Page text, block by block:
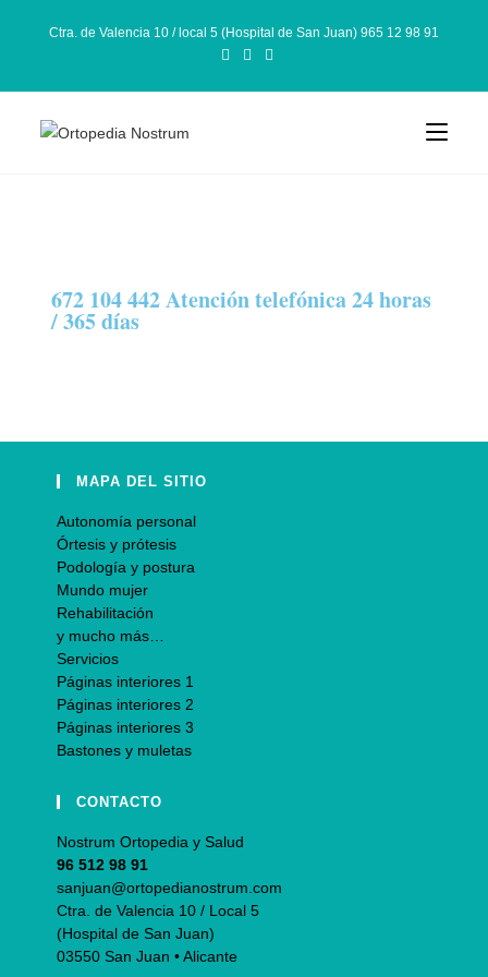
Ctra. de Valencia 10 / local 5 (Hospital de San Juan) 965 12 98 91
672 104 442 Atención telefónica 24 horas
/ 365 días
MAPA DEL SITIO
Autonomía personal
Órtesis y prótesis
Podología y postura
Mundo mujer
Rehabilitación
y mucho más…
Servicios
Páginas interiores 1
Páginas interiores 2
Páginas interiores 3
Bastones y muletas
CONTACTO
Nostrum Ortopedia y Salud
96 512 98 91
sanjuan@ortopedianostrum.com
Ctra. de Valencia 10 / Local 5
(Hospital de San Juan)
03550 San Juan • Alicante